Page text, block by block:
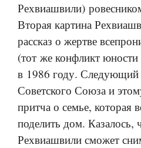
Рехвиашвили)
Вторая картина
рассказ о жертве
(тот же конфликт
в 1986 году. Следующий
Советского Союза и
притча о семье, которая
поделить дом. Казалось,
Рехвиашвили сможет